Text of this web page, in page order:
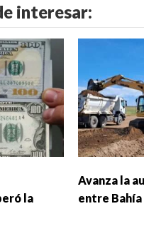
interesar:
la
Avanza la
entre Bahía